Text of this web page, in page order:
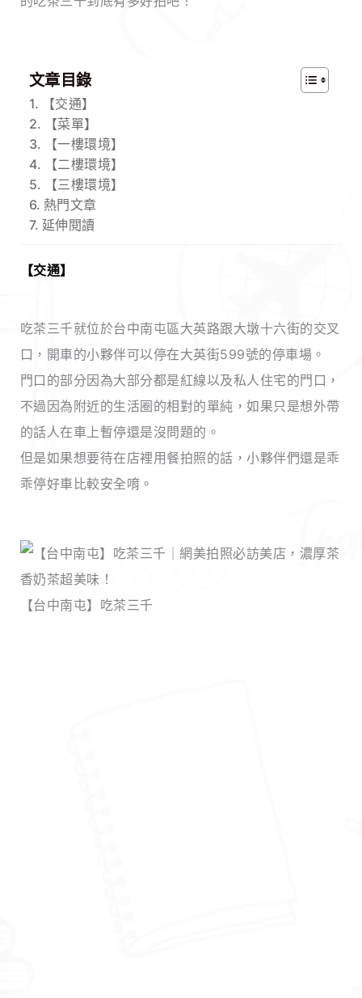
文章目錄
【交通】
【菜單】
【一樓環境】
【二樓環境】
【三樓環境】
熱門文章
延伸閱讀
【交通】
吃茶三千就位於台中南屯區大英路跟大墩十六街的交叉
口，開車的小夥伴可以停在大英街599號的停車場。
門口的部分因為大部分都是紅線以及私人住宅的門口，
不過因為附近的生活圈的相對的單純，如果只是想外帶
的話人在車上暫停還是沒問題的。
但是如果想要待在店裡用餐拍照的話，小夥伴們還是乖
乖停好車比較安全唷。
【台中南屯】吃茶三千